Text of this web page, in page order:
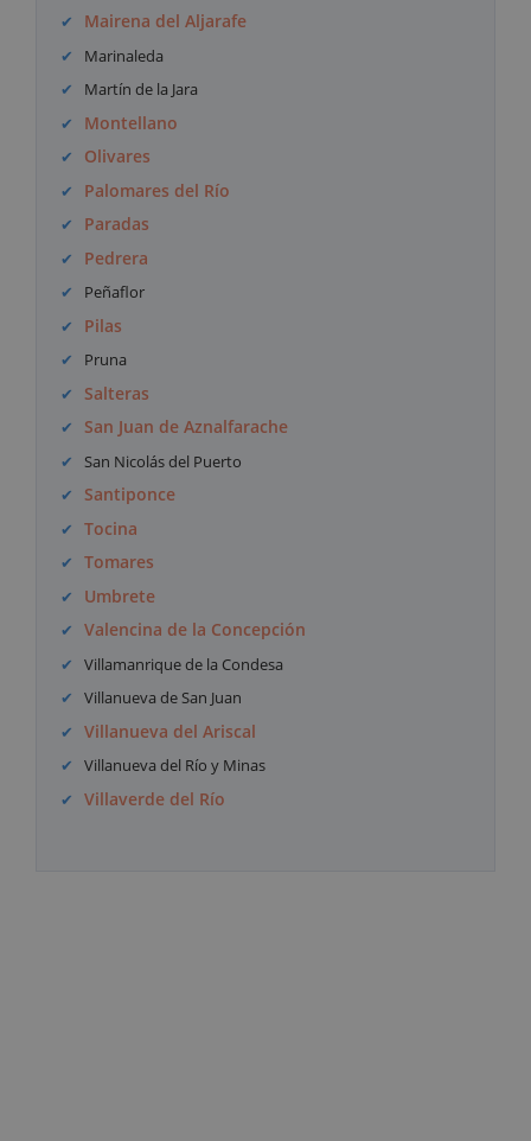
Mairena del Aljarafe
Marinaleda
Martín de la Jara
Montellano
Olivares
Palomares del Río
Paradas
Pedrera
Peñaflor
Pilas
Pruna
Salteras
San Juan de Aznalfarache
San Nicolás del Puerto
Santiponce
Tocina
Tomares
Umbrete
Valencina de la Concepción
Villamanrique de la Condesa
Villanueva de San Juan
Villanueva del Ariscal
Villanueva del Río y Minas
Villaverde del Río